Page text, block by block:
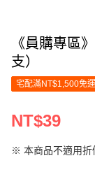
《員購專區
支）
宅配滿NT$1,500免運
NT$39
※ 本商品不適用折